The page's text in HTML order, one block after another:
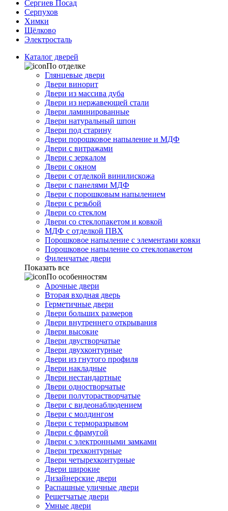
Сергиев Посад
Серпухов
Химки
Щёлково
Электросталь
Каталог дверей
По отделке
Глянцевые двери
Двери винорит
Двери из массива дуба
Двери из нержавеющей стали
Двери ламинированные
Двери натуральный шпон
Двери под старину
Двери порошковое напыление и МДФ
Двери с витражами
Двери с зеркалом
Двери с окном
Двери с отделкой винилискожа
Двери с панелями МДФ
Двери с порошковым напылением
Двери с резьбой
Двери со стеклом
Двери со стеклопакетом и ковкой
МДФ с отделкой ПВХ
Порошковое напыление с элементами ковки
Порошковое напыление со стеклопакетом
Филенчатые двери
Показать все
По особенностям
Арочные двери
Вторая входная дверь
Герметичные двери
Двери больших размеров
Двери внутреннего открывания
Двери высокие
Двери двустворчатые
Двери двухконтурные
Двери из гнутого профиля
Двери накладные
Двери нестандартные
Двери одностворчатые
Двери полуторастворчатые
Двери с видеонаблюдением
Двери с молдингом
Двери с терморазрывом
Двери с фрамугой
Двери с электронными замками
Двери трехконтурные
Двери четырехконтурные
Двери широкие
Дизайнерские двери
Распашные уличные двери
Решетчатые двери
Умные двери